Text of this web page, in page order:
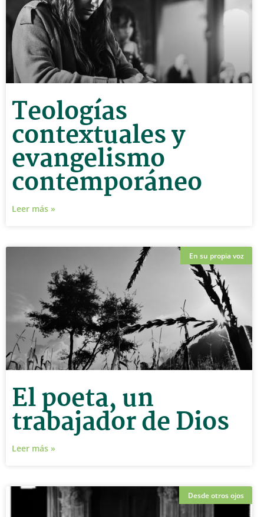
Teologías
contextuales y
evangelismo
contemporáneo
Leer más »
En su propia voz
El poeta, un
trabajador de Dios
Leer más »
Desde otros ojos